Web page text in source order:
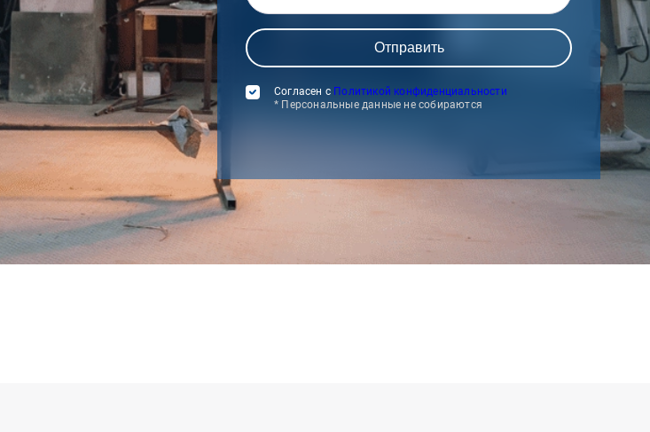
Согласен с Политикой конфиденциальности
* Персональные данные не собираются